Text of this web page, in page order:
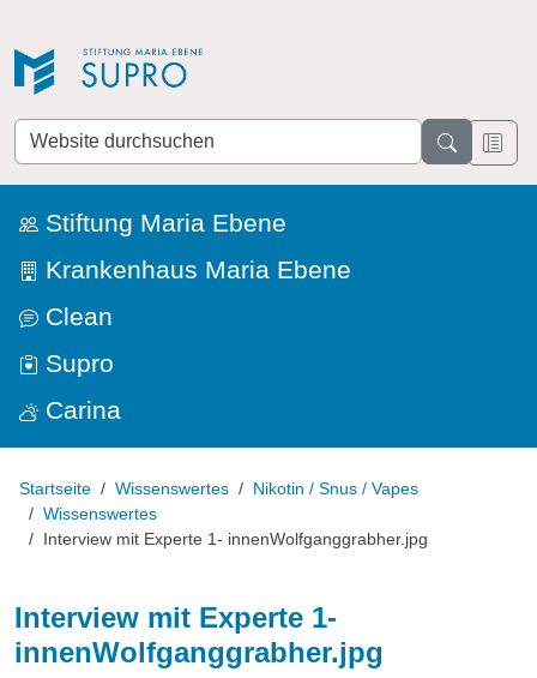
Website
durchsuchen
Stiftung Maria Ebene
Krankenhaus Maria Ebene
Clean
Supro
Carina
Startseite Wissenswertes
Nikotin / Snus / Vapes
Wissenswertes
Interview mit Experte 1- innenWolfganggrabher.jpg
Interview mit Experte 1-
innenWolfganggrabher.jpg